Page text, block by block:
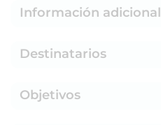
Información adicional
Destinatarios
Objetivos